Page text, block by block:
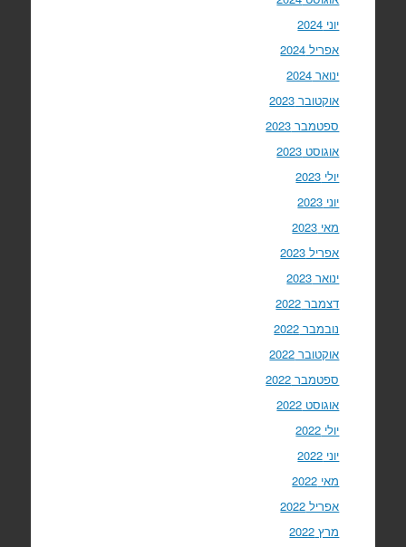
יוני 2024
אפריל 2024
ינואר 2024
אוקטובר 2023
ספטמבר 2023
אוגוסט 2023
יולי 2023
יוני 2023
מאי 2023
אפריל 2023
ינואר 2023
דצמבר 2022
נובמבר 2022
אוקטובר 2022
ספטמבר 2022
אוגוסט 2022
יולי 2022
יוני 2022
מאי 2022
אפריל 2022
מרץ 2022